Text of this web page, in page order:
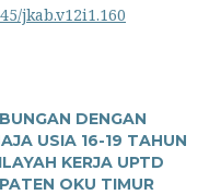
jkab.v12i1.160
DENGAN
USIA 16-19 TAHUN
KERJA UPTD
OKU TIMUR